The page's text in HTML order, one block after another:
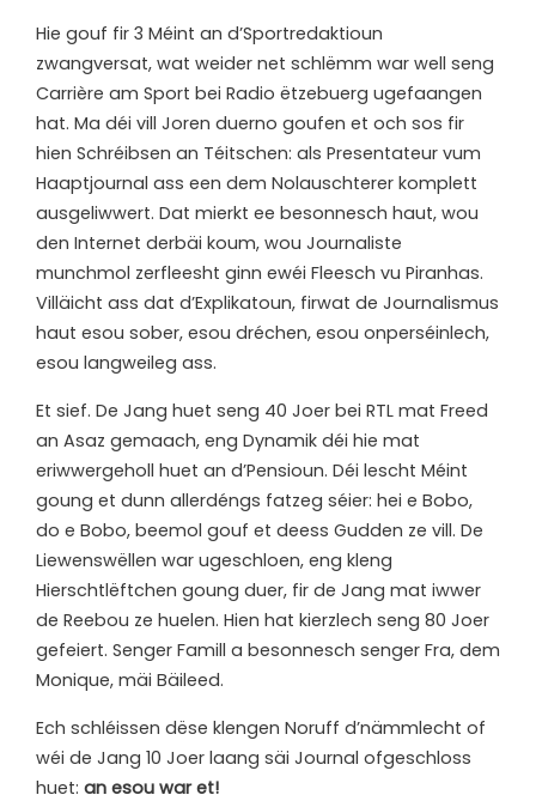
Hie gouf fir 3 Méint an d’Sportredaktioun
zwangversat, wat weider net schlëmm war well seng
Carrière am Sport bei Radio ëtzebuerg ugefaangen
hat. Ma déi vill Joren duerno goufen et och sos fir
hien Schréibsen an Téitschen: als Presentateur vum
Haaptjournal ass een dem Nolauschterer komplett
ausgeliwwert. Dat mierkt ee besonnesch haut, wou
den Internet derbäi koum, wou Journaliste
munchmol zerfleesht ginn ewéi Fleesch vu Piranhas.
Villäicht ass dat d’Explikatoun, firwat de Journalismus
haut esou sober, esou dréchen, esou onperséinlech,
esou langweileg ass.
Et sief. De Jang huet seng 40 Joer bei RTL mat Freed
an Asaz gemaach, eng Dynamik déi hie mat
eriwwergeholl huet an d’Pensioun. Déi lescht Méint
goung et dunn allerdéngs fatzeg séier: hei e Bobo,
do e Bobo, beemol gouf et deess Gudden ze vill. De
Liewenswëllen war ugeschloen, eng kleng
Hierschtlëftchen goung duer, fir de Jang mat iwwer
de Reebou ze huelen. Hien hat kierzlech seng 80 Joer
gefeiert. Senger Famill a besonnesch senger Fra, dem
Monique, mäi Bäileed.
Ech schléissen dëse klengen Noruff d’nämmlecht of
wéi de Jang 10 Joer laang säi Journal ofgeschloss
huet: an esou war et!